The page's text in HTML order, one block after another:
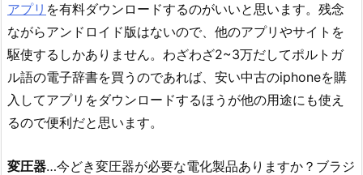
アプリ を有料ダウンロードするのがいいと思います。残念
ながらアンドロイド版はないので、他のアプリやサイトを
駆使するしかありません。わざわざ2~3万だしてポルトガ
ル語の電子辞書を買うのであれば、安い中古のiphoneを購
入してアプリをダウンロードするほうが他の用途にも使え
るので便利だと思います。
変圧器…今どき変圧器が必要な電化製品ありますか？ブラジ